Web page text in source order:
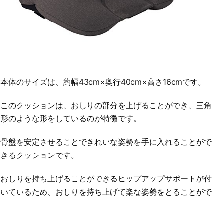
本体のサイズは、約幅43cm×奥行40cm×高さ16cmです。
このクッションは、おしりの部分を上げることができ、三角
形のような形をしているのが特徴です。
骨盤を安定させることできれいな姿勢を手に入れることがで
きるクッションです。
おしりを持ち上げることができるヒップアップサポートが付
いているため、おしりを持ち上げて楽な姿勢をとることがで